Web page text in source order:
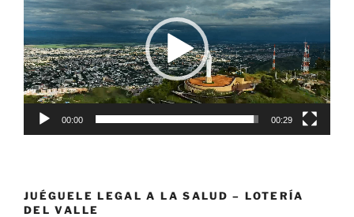
vídeo
00:00 00:29
JUÉGUELE LEGAL A LA SALUD – LOTERÍA
DEL VALLE